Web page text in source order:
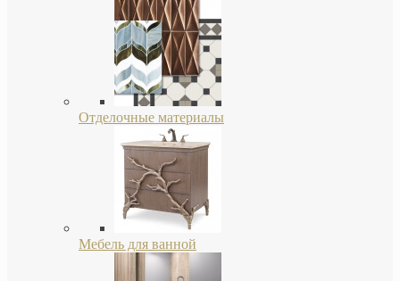
Отделочные материалы
Мебель для ванной